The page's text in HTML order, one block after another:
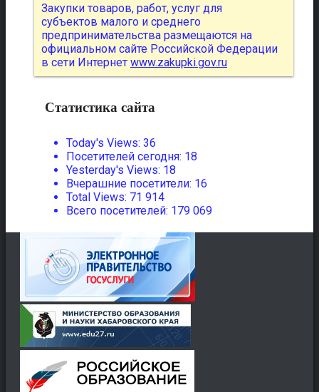
Закупки товаров, работ, услуг для
субъектов малого и среднего
предпринимательства размещаются на
официальном сайте Российской Федерации
в сети Интернет www.zakupki.gov.ru
Статистика сайта
Today's Views: 36
Посетителей сегодня: 18
Yesterday's Views: 18
Вчерашние посетители: 16
Total Views: 71 914
Всего посетителей: 179 069